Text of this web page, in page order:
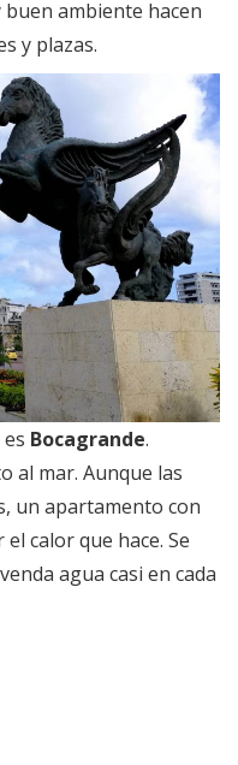
ambiente hacen
y plazas.
Bocagrande.
al mar. Aunque las
un apartamento con
calor que hace. Se
agua casi en cada